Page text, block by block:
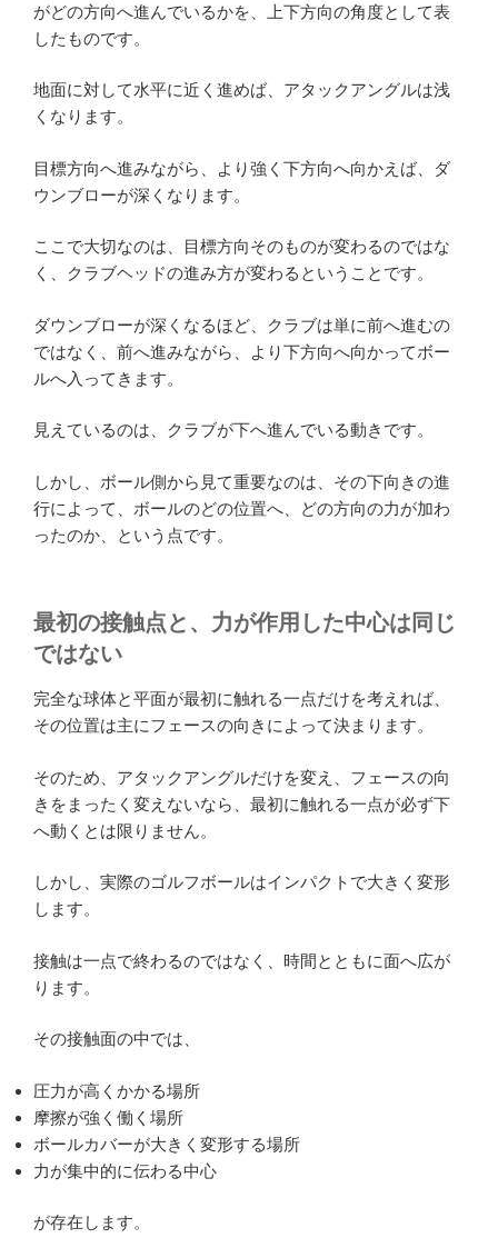
がどの方向へ進んでいるかを、上下方向の角度として表
したものです。
地面に対して水平に近く進めば、アタックアングルは浅
くなります。
目標方向へ進みながら、より強く下方向へ向かえば、ダ
ウンブローが深くなります。
ここで大切なのは、目標方向そのものが変わるのではな
く、クラブヘッドの進み方が変わるということです。
ダウンブローが深くなるほど、クラブは単に前へ進むの
ではなく、前へ進みながら、より下方向へ向かってボー
ルへ入ってきます。
見えているのは、クラブが下へ進んでいる動きです。
しかし、ボール側から見て重要なのは、その下向きの進
行によって、ボールのどの位置へ、どの方向の力が加わ
ったのか、という点です。
最初の接触点と、力が作用した中心は同じ
ではない
完全な球体と平面が最初に触れる一点だけを考えれば、
その位置は主にフェースの向きによって決まります。
そのため、アタックアングルだけを変え、フェースの向
きをまったく変えないなら、最初に触れる一点が必ず下
へ動くとは限りません。
しかし、実際のゴルフボールはインパクトで大きく変形
します。
接触は一点で終わるのではなく、時間とともに面へ広が
ります。
その接触面の中では、
圧力が高くかかる場所
摩擦が強く働く場所
ボールカバーが大きく変形する場所
力が集中的に伝わる中心
が存在します。